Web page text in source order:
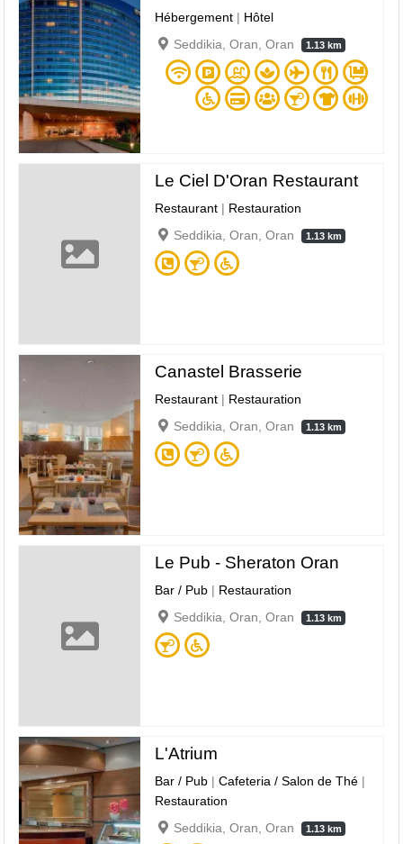
Hébergement | Hôtel
Seddikia, Oran, Oran
1.13 km
Le Ciel D'Oran Restaurant
Restaurant | Restauration
Seddikia, Oran, Oran
1.13 km
Canastel Brasserie
Restaurant | Restauration
Seddikia, Oran, Oran
1.13 km
Le Pub - Sheraton Oran
Bar / Pub | Restauration
Seddikia, Oran, Oran
1.13 km
L'Atrium
Bar / Pub |Cafeteria / Salon de Thé |
Restauration
Seddikia, Oran, Oran
1.13 km